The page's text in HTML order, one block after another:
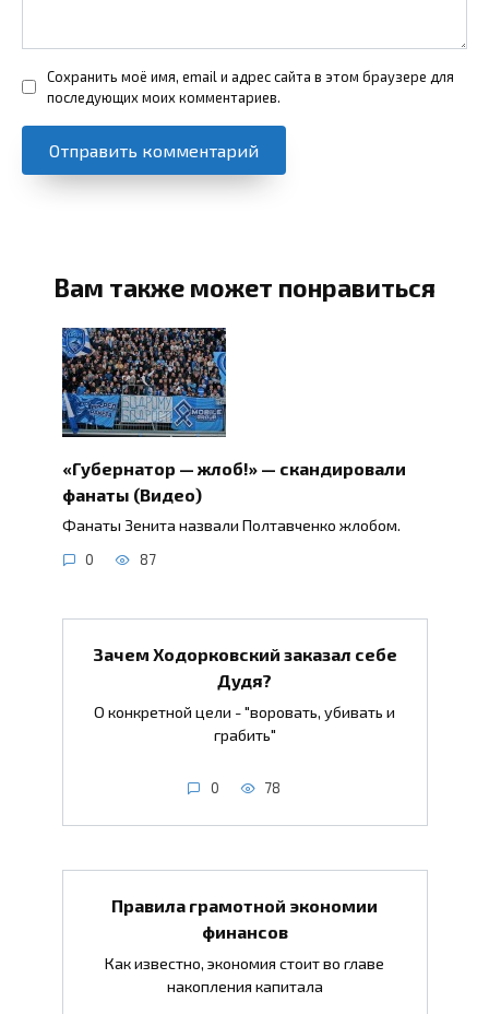
Сохранить моё имя, email и адрес сайта в этом браузере для
последующих моих комментариев.
Вам также может понравиться
«Губернатор — жлоб!» — скандировали
фанаты (Видео)
Фанаты Зенита назвали Полтавченко жлобом.
0 87
Зачем Ходорковский заказал себе
Дудя?
О конкретной цели - "воровать, убивать и
грабить"
0 78
Правила грамотной экономии
финансов
Как известно, экономия стоит во главе
накопления капитала